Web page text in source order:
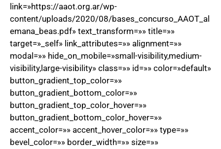
link=»https://aaot.org.ar/wp-
content/uploads/2020/08/bases_concurso_AAOT_al
emana_beas.pdf» text_transform=»» title=»»
target=»_self» link_attributes=»» alignment=»»
modal=»» hide_on_mobile=»small-visibility,medium-
visibility,large-visibility» class=»» id=»» color=»default»
button_gradient_top_color=»»
button_gradient_bottom_color=»»
button_gradient_top_color_hover=»»
button_gradient_bottom_color_hover=»»
accent_color=»» accent_hover_color=»» type=»»
bevel_color=»» border_width=»» size=»»